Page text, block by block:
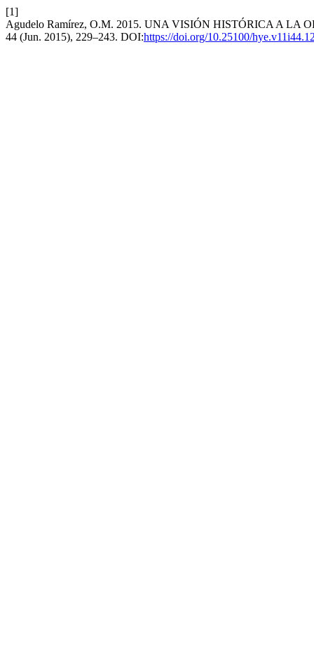
[1]
Agudelo Ramírez, O.M. 2015. UNA VISIÓN HISTÓRICA A LA
44 (Jun. 2015), 229–243. DOI:https://doi.org/10.25100/